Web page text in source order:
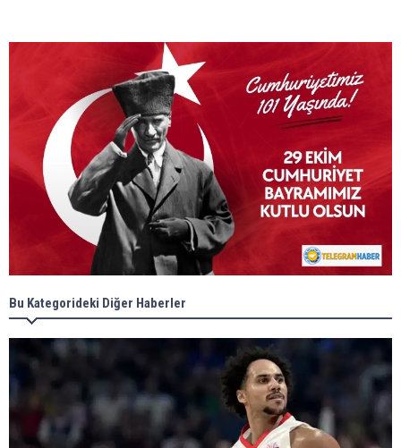
Bu Kategorideki Diğer Haberler